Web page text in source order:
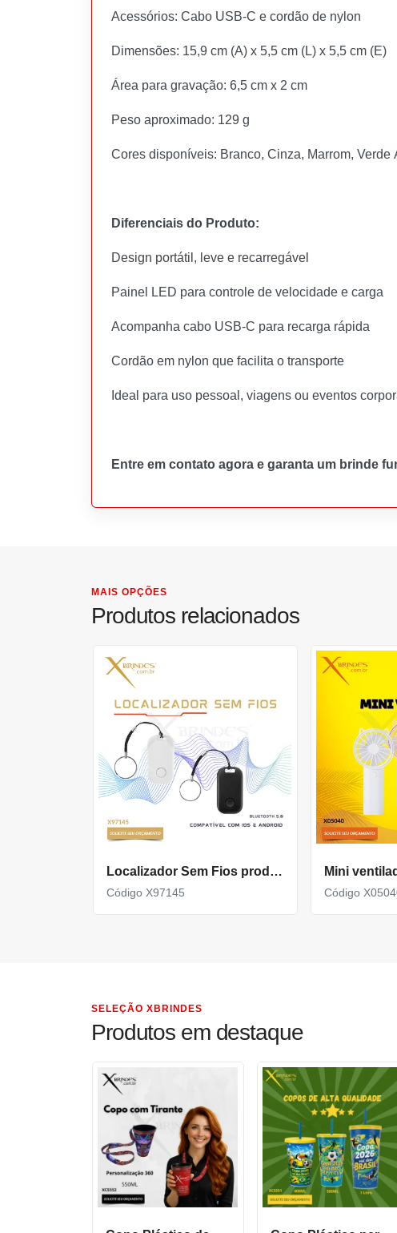
Acessórios: Cabo USB-C e cordão de nylon
Dimensões: 15,9 cm (A) x 5,5 cm (L) x 5,5 cm (E)
Área para gravação: 6,5 cm x 2 cm
Peso aproximado: 129 g
Cores disponíveis: Branco, Cinza, Marrom, Verde
Diferenciais do Produto:
Design portátil, leve e recarregável
Painel LED para controle de velocidade e carga
Acompanha cabo USB-C para recarga rápida
Cordão em nylon que facilita o transporte
Ideal para uso pessoal, viagens ou eventos
Entre em contato agora e garanta um brinde
MAIS OPÇÕES
Produtos relacionados
Localizador Sem Fios produzido em ABS Reciclado X97145
Código X97145 Código
SELEÇÃO XBRINDES
Produtos em destaque